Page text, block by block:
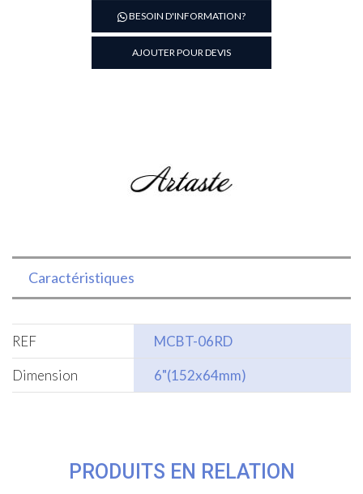
Bol
à
grains
croisés,
BESOIN D'INFORMATION?
AJOUTER POUR DEVIS
Caractéristiques
REF
MCBT-06RD
Dimension
6"(152x64mm)
PRODUITS EN RELATION